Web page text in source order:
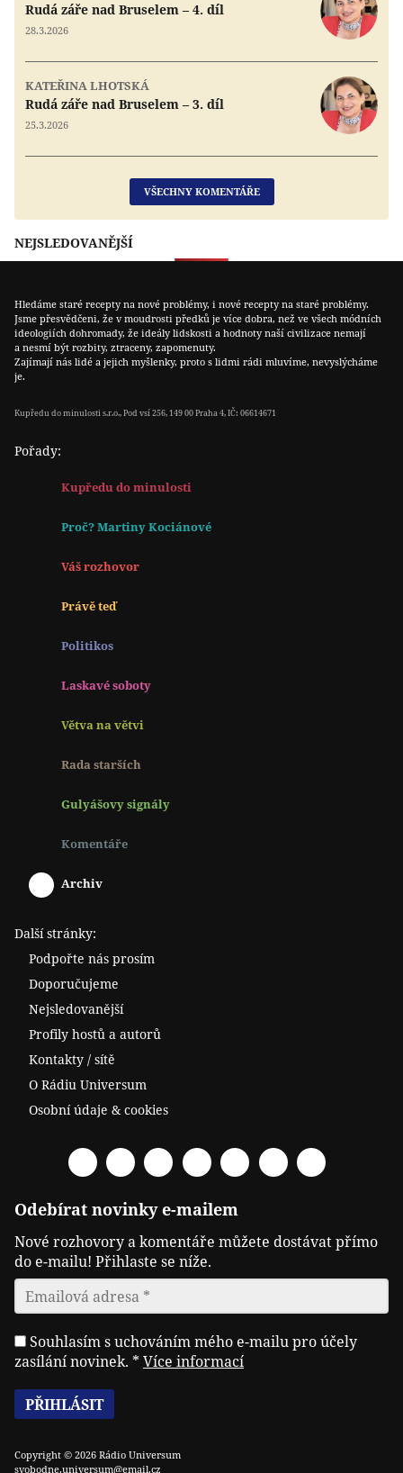
Rudá záře nad Bruselem – 4. díl
28.3.2026
KATEŘINA LHOTSKÁ
Rudá záře nad Bruselem – 3. díl
25.3.2026
VŠECHNY KOMENTÁŘE
NEJSLEDOVANĚJŠÍ
Hledáme staré recepty na nové problémy, i nové recepty na staré problémy.
Jsme přesvědčeni, že v moudrosti předků je více dobra, než ve všech módních
ideologiích dohromady, že ideály lidskosti a hodnoty naší civilizace nemají
a nesmí být rozbity, ztraceny, zapomenuty.
Zajímají nás lidé a jejich myšlenky, proto s lidmi rádi mluvíme, nevyslýcháme
je.
Kupředu do minulosti s.r.o., Pod vsí 256, 149 00 Praha 4, IČ: 06614671
Pořady:
Kupředu do minulosti
Proč? Martiny Kociánové
Váš rozhovor
Právě teď
Politikos
Laskavé soboty
Větva na větvi
Rada starších
Gulyášovy signály
Komentáře
Archiv
Další stránky:
Podpořte nás prosím
Doporučujeme
Nejsledovanější
Profily hostů a autorů
Kontakty / sítě
O Rádiu Universum
Osobní údaje & cookies
FacebookSpotify YouTubeTwitter RSS TelegramOdysee
Odebírat novinky e-mailem
Nové rozhovory a komentáře můžete dostávat přímo
do e-mailu! Přihlaste se níže.
Souhlasím s uchováním mého e-mailu pro účely
zasílání novinek. * Více informací
Copyright © 2026 Rádio Universum
svobodne.universum@email.cz